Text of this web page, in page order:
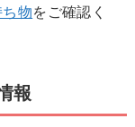
物をご確認く
報